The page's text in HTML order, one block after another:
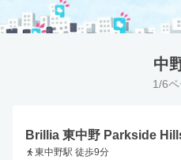
中
1/6
Brillia 東中野 Parkside
東中野駅 徒歩9分